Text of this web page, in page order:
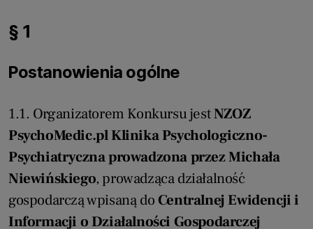
§ 1
Postanowienia ogólne
1.1. Organizatorem Konkursu jestNZOZ
PsychoMedic.pl Klinika Psychologiczno-
Psychiatryczna prowadzona przez Michała
Niewińskiego, prowadząca działalność
gospodarczą wpisaną do Centralnej Ewidencji i
Informacji o Działalności Gospodarczej